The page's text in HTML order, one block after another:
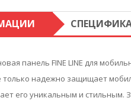
панель FINE LINE для
только надежно защищает
его уникальным и стильным.